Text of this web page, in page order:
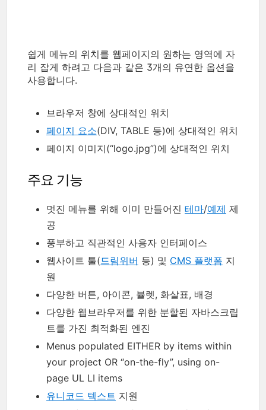
쉽게 메뉴의 위치를 웹페이지의 원하는 영역에 자
리 잡게 하려고 다음과 같은 3개의 유연한 옵션을
사용합니다.
브라우저 창에 상대적인 위치
페이지 요소(DIV, TABLE 등)에 상대적인 위치
페이지 이미지(“logo.jpg”)에 상대적인 위치
주요 기능
멋진 메뉴를 위해 이미 만들어진 테마/예제 제
공
풍부하고 직관적인 사용자 인터페이스
웹사이트 툴(드림위버 등) 및 CMS 플랫폼 지
원
다양한 버튼, 아이콘, 뷸렛, 화살표, 배경
다양한 웹브라우저를 위한 분할된 자바스크립
트를 가진 최적화된 엔진
Menus populated EITHER by items within
your project OR “on-the-fly”, using on-
page UL LI items
유니코드 텍스트 지원